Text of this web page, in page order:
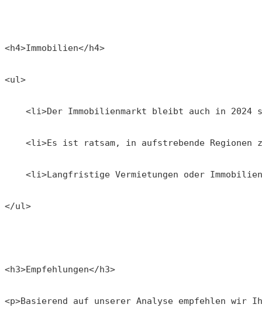
<h4>Immobilien</h4>
<ul>
<li>Der Immobilienmarkt bleibt auch in 2024
<li>Es ist ratsam, in aufstrebende Regionen
<li>Langfristige Vermietungen oder
</ul>
<h3>Empfehlungen</h3>
<p>Basierend auf unserer Analyse empfehlen